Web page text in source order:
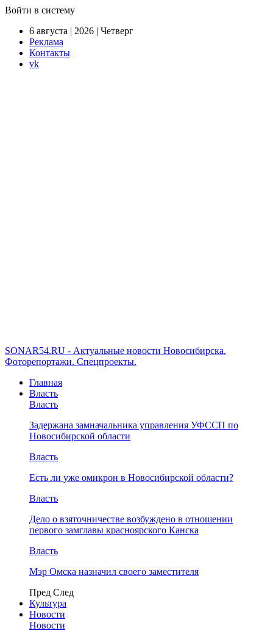
Войти в систему
6 августа | 2026 | Четверг
Реклама
Контакты
vk
SONAR54.RU - Актуальные новости Новосибирска.
Фоторепортажи. Спецпроекты.
Главная
Власть
Власть
Задержана замначальника управления УФССП по
Новосибирской области
Власть
Есть ли уже омикрон в Новосибирской области?
Власть
Дело о взяточничестве возбуждено в отношении
первого замглавы красноярского Канска
Власть
Мэр Омска назначил своего заместителя
Пред След
Культура
Новости
Новости